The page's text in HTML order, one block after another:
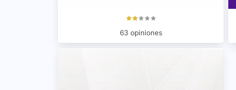
63 opiniones